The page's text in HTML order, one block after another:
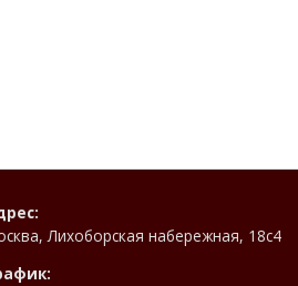
Лихоборская набережная, 18с4